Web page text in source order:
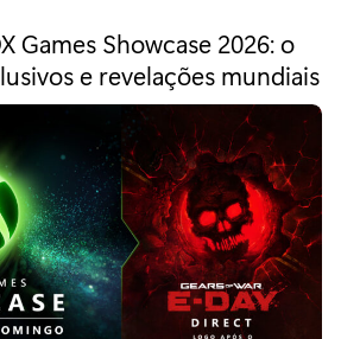
p
e
r
í
o
d
o
Games Showcase 2026: o
e revelações mundiais